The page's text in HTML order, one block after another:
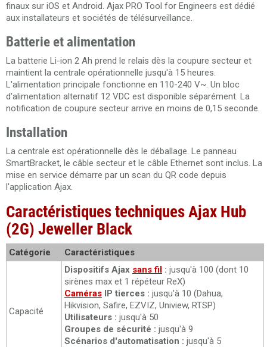
finaux sur iOS et Android. Ajax PRO Tool for Engineers est dédié
aux installateurs et sociétés de télésurveillance.
Batterie et alimentation
La batterie Li-ion 2 Ah prend le relais dès la coupure secteur et
maintient la centrale opérationnelle jusqu'à 15 heures.
L'alimentation principale fonctionne en 110-240 V~. Un bloc
d'alimentation alternatif 12 VDC est disponible séparément. La
notification de coupure secteur arrive en moins de 0,15 seconde.
Installation
La centrale est opérationnelle dès le déballage. Le panneau
SmartBracket, le câble secteur et le câble Ethernet sont inclus. La
mise en service démarre par un scan du QR code depuis
l'application Ajax.
Caractéristiques techniques Ajax Hub
(2G) Jeweller Black
Catégorie Caractéristiques
Capacité
Dispositifs Ajax sans fil : jusqu'à 100 (dont 10
sirènes max et 1 répéteur ReX)
Caméras IP tierces : jusqu'à 10 (Dahua,
Hikvision, Safire, EZVIZ, Uniview, RTSP)
Utilisateurs : jusqu'à 50
Groupes de sécurité : jusqu'à 9
Scénarios d'automatisation : jusqu'à 5